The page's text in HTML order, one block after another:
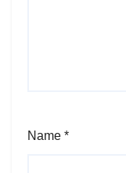
Name *